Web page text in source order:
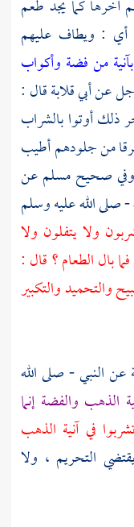
آخرها كما يجد طعم
أي : ويطاف عليهم
من فضة وأكواب
عنأبي قلابةقال :
ذلك أوتوا بالشراب
من جلودهم أطيب
صحيحمسلمعن
الله عليه وسلم
ولا يتفلون ولا
بال الطعام ؟ قال :
والتكبير
عن النبي - صلى الله
الذهب والفضة إنما
في آنية الذهب
التحريم ، ولا